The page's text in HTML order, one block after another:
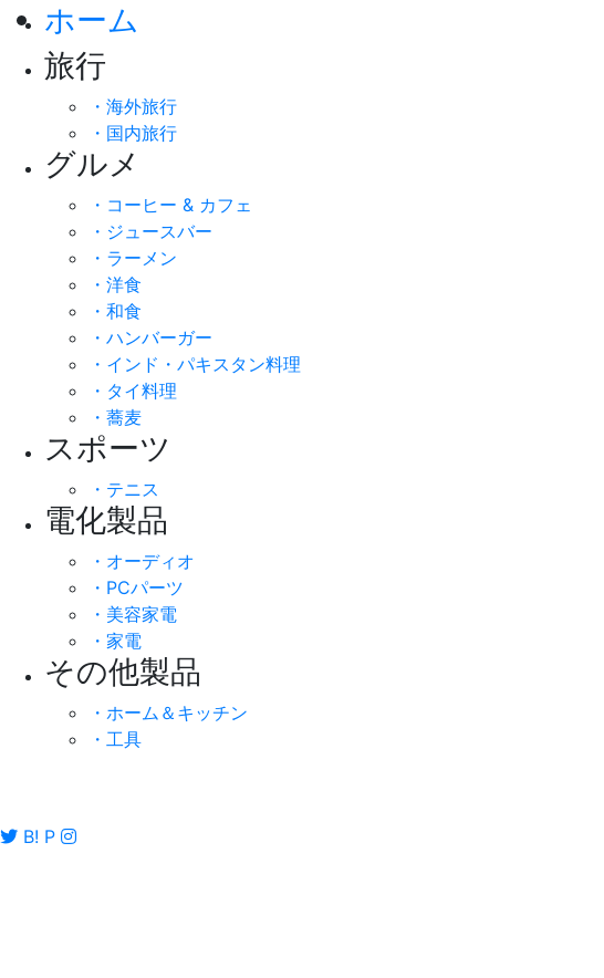
ホーム
旅行
・海外旅行
・国内旅行
グルメ
・コーヒー & カフェ
・ジュースバー
・ラーメン
・洋食
・和食
・ハンバーガー
・インド・パキスタン料理
・タイ料理
・蕎麦
スポーツ
・テニス
電化製品
・オーディオ
・PCパーツ
・美容家電
・家電
その他製品
・ホーム＆キッチン
・工具
B! P